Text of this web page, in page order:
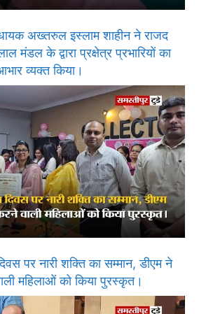
अख्तरुल इस्लाम शाहीन ने राजद
मंडल के द्वारा प्रक्षेत्र प्रभारियों का
व्यक्त किया।
पर नारी शक्ति का सम्मान, डीएम ने
महिलाओं को किया पुरस्कृत।